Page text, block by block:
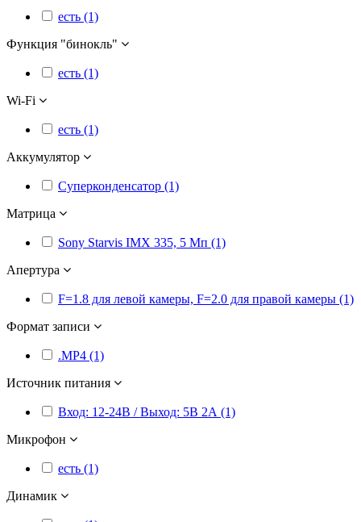
есть (1)
Функция "бинокль"
есть (1)
Wi-Fi
есть (1)
Аккумулятор
Суперконденсатор (1)
Матрица
Sony Starvis IMX 335, 5 Мп (1)
Апертура
F=1.8 для левой камеры, F=2.0 для правой камеры (1)
Формат записи
.MP4 (1)
Источник питания
Вход: 12-24В / Выход: 5В 2А (1)
Микрофон
есть (1)
Динамик